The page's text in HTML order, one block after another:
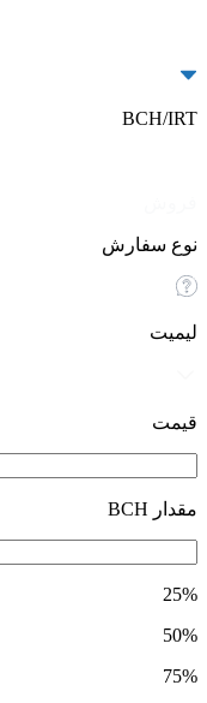
BCH/IRT
نوع سفارش
لیمیت
قیمت
مقدار BCH
25%
50%
75%